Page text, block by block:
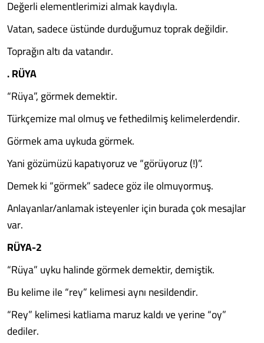
Değerli elementlerimizi almak kaydıyla.
Vatan, sadece üstünde durduğumuz toprak değildir.
Toprağın altı da vatandır.
. RÜYA
“Rüya”, görmek demektir.
Türkçemize mal olmuş ve fethedilmiş kelimelerdendir.
Görmek ama uykuda görmek.
Yani gözümüzü kapatıyoruz ve “görüyoruz (!)”.
Demek ki “görmek” sadece göz ile olmuyormuş.
Anlayanlar/anlamak isteyenler için burada çok mesajlar
var.
RÜYA-2
“Rüya” uyku halinde görmek demektir, demiştik.
Bu kelime ile “rey” kelimesi aynı nesildendir.
“Rey” kelimesi katliama maruz kaldı ve yerine “oy”
dediler.